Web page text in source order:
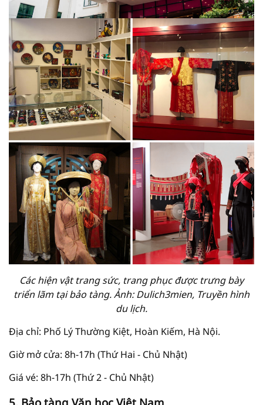
Các hiện vật trang sức, trang phục được trưng bày
triển lãm tại bảo tàng. Ảnh: Dulich3mien, Truyền hình
du lịch.
Địa chỉ: Phố Lý Thường Kiệt, Hoàn Kiếm, Hà Nội.
Giờ mở cửa: 8h-17h (Thứ Hai - Chủ Nhật)
Giá vé: 8h-17h (Thứ 2 - Chủ Nhật)